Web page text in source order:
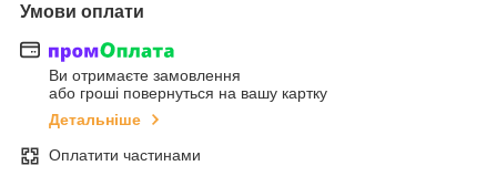
Умови оплати
Ви отримаєте замовлення
або гроші повернуться на вашу картку
Детальніше
Оплатити частинами